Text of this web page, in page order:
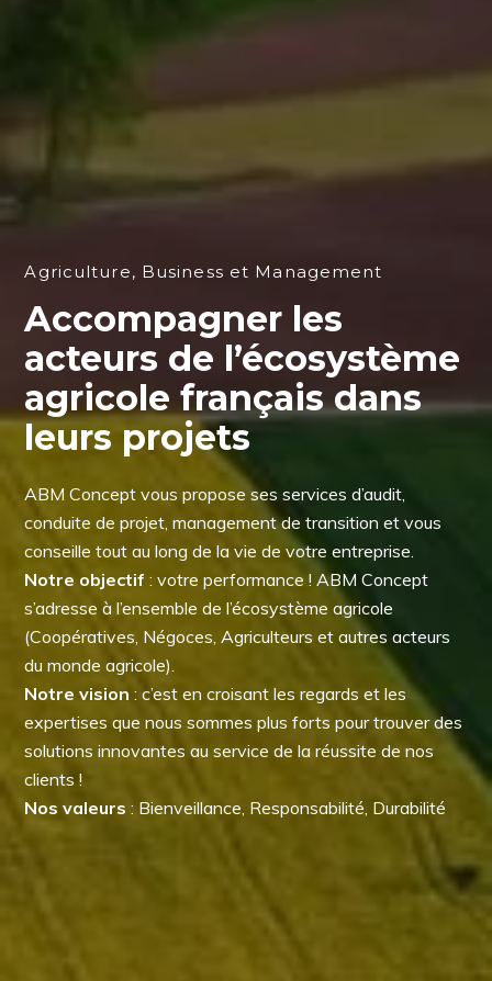
Agriculture, Business et Management
Accompagner les
acteurs de l’écosystème
agricole français dans
leurs projets
ABM Concept vous propose ses services d’audit,
conduite de projet, management de transition et vous
conseille tout au long de la vie de votre entreprise.
Notre objectif : votre performance ! ABM Concept
s’adresse à l’ensemble de l’écosystème agricole
(Coopératives, Négoces, Agriculteurs et autres acteurs
du monde agricole).
Notre vision : c’est en croisant les regards et les
expertises que nous sommes plus forts pour trouver des
solutions innovantes au service de la réussite de nos
clients !
Nos valeurs : Bienveillance, Responsabilité, Durabilité